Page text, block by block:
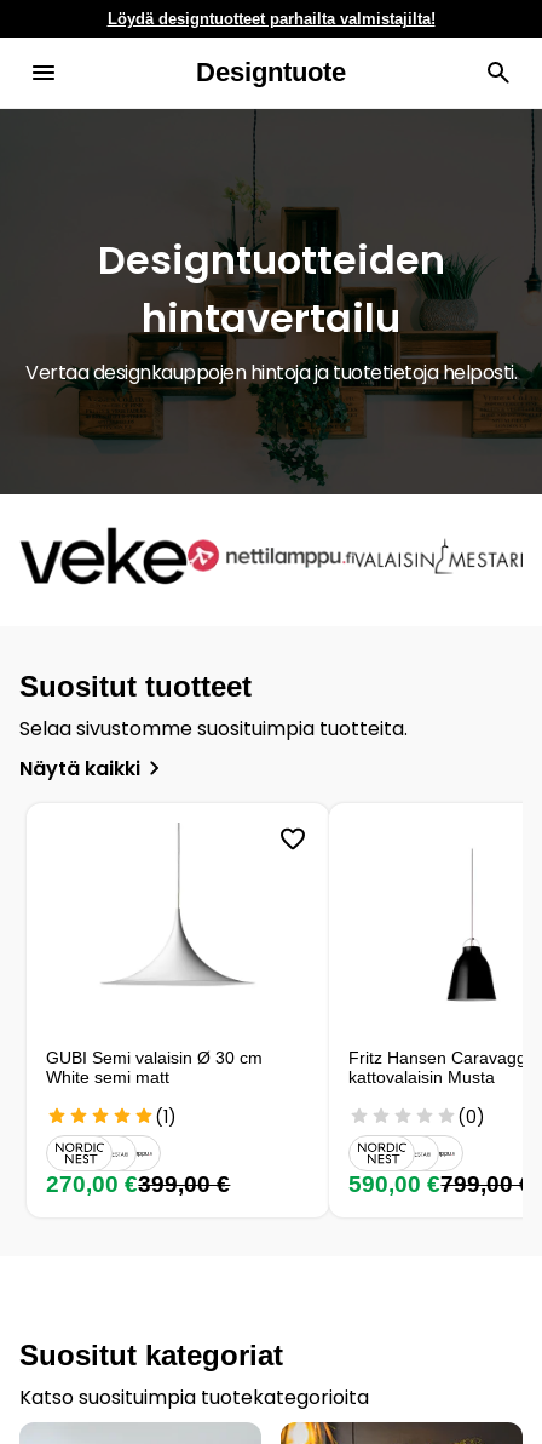
Löydä designtuotteet parhailta valmistajilta!
Designtuote
Designtuotteiden
hintavertailu
Vertaa designkauppojen hintoja ja tuotetietoja helposti.
Suositut tuotteet
Selaa sivustomme suosituimpia tuotteita.
Näytä kaikki
GUBI Semi valaisin Ø 30 cm
White semi matt
(1)
270,00 €399,00 €
Fritz Hansen
kattovalaisin Musta
(0)
590,00 €799,00 €
Suositut kategoriat
Katso suosituimpia tuotekategorioita